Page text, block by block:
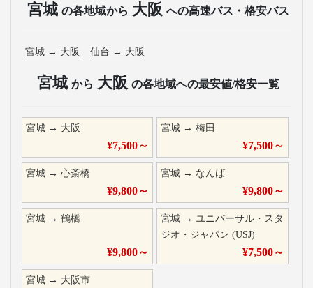
宮城 の各地域から 大阪 への高速バス・格安バス
宮城 → 大阪 仙台 → 大阪
宮城 から 大阪 の各地域への最安値/格安一覧
宮城 → 大阪
¥7,500～
宮城 →梅田
¥7,500～
宮城 → 心斎橋
¥9,800～
宮城 → なんば
¥9,800～
宮城 → 鶴橋
¥9,800～
宮城 →ユニバーサル・スタ
ジオ・ジャパン (USJ)
¥7,500～
宮城 → 大阪市